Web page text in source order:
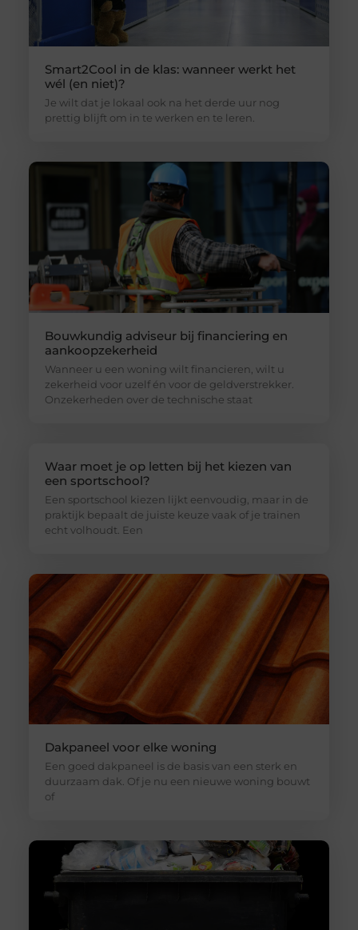
Smart2Cool in de klas: wanneer werkt het
wél (en niet)?
Je wilt dat je lokaal ook na het derde uur nog
prettig blijft om in te werken en te leren.
Bouwkundig adviseur bij financiering en
aankoopzekerheid
Wanneer u een woning wilt financieren, wilt u
zekerheid voor uzelf én voor de geldverstrekker.
Onzekerheden over de technische staat
Waar moet je op letten bij het kiezen van
een sportschool?
Een sportschool kiezen lijkt eenvoudig, maar in de
praktijk bepaalt de juiste keuze vaak of je trainen
echt volhoudt. Een
Dakpaneel voor elke woning
Een goed dakpaneel is de basis van een sterk en
duurzaam dak. Of je nu een nieuwe woning bouwt
of